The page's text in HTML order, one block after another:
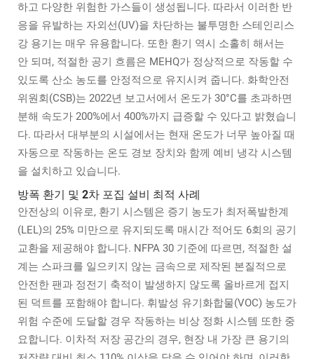
하고 다양한 위험한 가스들이 생성됩니다. 따라서 이러한 반
응을 유발하는 자외선(UV)을 차단하는 불투명한 스테인리스
강 용기는 매우 유용합니다. 또한 환기 역시 소홀히 해서는
안 되며, 적절한 공기 흐름은 MEHQ가 정상적으로 작동할 수
있도록 산소 농도를 안정적으로 유지시켜 줍니다. 화학안전
위원회(CSB)는 2022년 보고서에서 온도가 30°C를 초과하면
분해 속도가 200%에서 400%까지 급증할 수 있다고 밝혔습니
다. 따라서 대부분의 시설에서는 현재 온도가 너무 높아질 때
자동으로 작동하는 온도 경보 장치와 함께 예비 냉각 시스템
을 설치하고 있습니다.
방폭 환기 및 2차 포집 설비 최적 사례
안전상의 이유로, 환기 시스템은 증기 농도가 최저폭발한계
(LEL)의 25% 미만으로 유지되도록 매시간 적어도 6회의 공기
교환을 제공해야 합니다. NFPA 30 기준에 따르면, 적절한 설
계는 스파크를 일으키지 않는 금속으로 제작된 본질적으로
안전한 팬과 정전기 축적이 발생하지 않도록 올바르게 접지
된 덕트를 포함해야 합니다. 휘발성 유기화합물(VOC) 농도가
위험 수준에 도달할 경우 작동하는 비상 정화 시스템 또한 중
요합니다. 이차적 저장 공간의 경우, 현장 내 가장 큰 용기의